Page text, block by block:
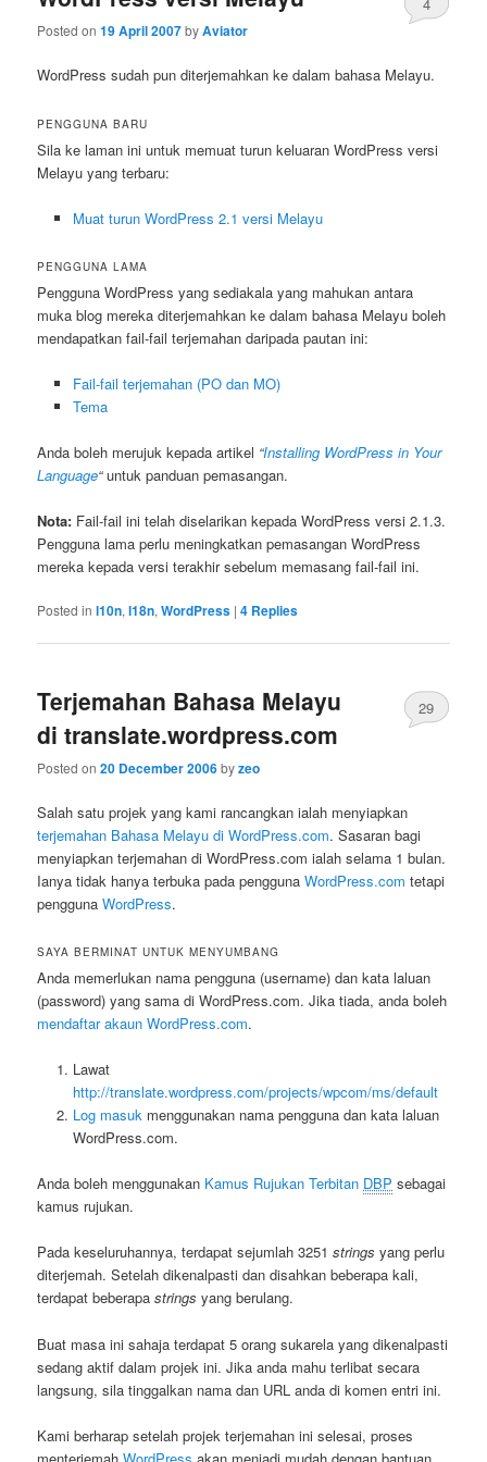
Posted on19 April 2007byAviator
4
WordPress sudah pun diterjemahkan ke dalam bahasa Melayu.
PENGGUNA BARU
Sila ke laman ini untuk memuat turun keluaran WordPress versi
Melayu yang terbaru:
Muat turun WordPress 2.1 versi Melayu
PENGGUNA LAMA
Pengguna WordPress yang sediakala yang mahukan antara
muka blog mereka diterjemahkan ke dalam bahasa Melayu boleh
mendapatkan fail-fail terjemahan daripada pautan ini:
Fail-fail terjemahan (PO dan MO)
Tema
Anda boleh merujuk kepada artikel “Installing WordPress in Your
Language“untuk panduan pemasangan.
Nota: Fail-fail ini telah diselarikan kepada WordPress versi 2.1.3.
Pengguna lama perlu meningkatkan pemasangan WordPress
mereka kepada versi terakhir sebelum memasang fail-fail ini.
Posted in l10n,l18n,WordPress |4 Replies
Terjemahan Bahasa Melayu
di translate.wordpress.com
Posted on20 December 2006byzeo
29
Salah satu projek yang kami rancangkan ialah menyiapkan
terjemahan Bahasa Melayu di WordPress.com. Sasaran bagi
menyiapkan terjemahan di WordPress.com ialah selama 1 bulan.
Ianya tidak hanya terbuka pada penggunaWordPress.com tetapi
penggunaWordPress.
SAYA BERMINAT UNTUK MENYUMBANG
Anda memerlukan nama pengguna (username) dan kata laluan
(password) yang sama di WordPress.com. Jika tiada, anda boleh
mendaftar akaun WordPress.com.
Lawat
http://translate.wordpress.com/projects/wpcom/ms/default
Log masukmenggunakan nama pengguna dan kata laluan
WordPress.com.
Anda boleh menggunakan Kamus Rujukan Terbitan DBP sebagai
kamus rujukan.
Pada keseluruhannya, terdapat sejumlah 3251strings yang perlu
diterjemah. Setelah dikenalpasti dan disahkan beberapa kali,
terdapat beberapastrings yang berulang.
Buat masa ini sahaja terdapat 5 orang sukarela yang dikenalpasti
sedang aktif dalam projek ini. Jika anda mahu terlibat secara
langsung, sila tinggalkan nama dan URL anda di komen entri ini.
Kami berharap setelah projek terjemahan ini selesai, proses